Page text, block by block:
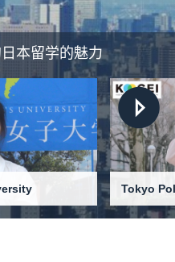
本留学的魅力
Tokyo
THIN